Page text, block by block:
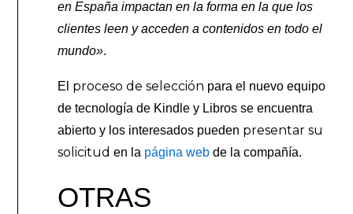
en España impactan en la forma en la que los
clientes leen y acceden a contenidos en todo el
mundo».
El proceso de selección para el nuevo equipo
de tecnología de Kindle y Libros se encuentra
abierto y los interesados pueden presentar su
solicitud en la página web de la compañía.
OTRAS